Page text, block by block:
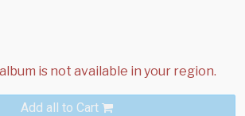
Add all to Cart